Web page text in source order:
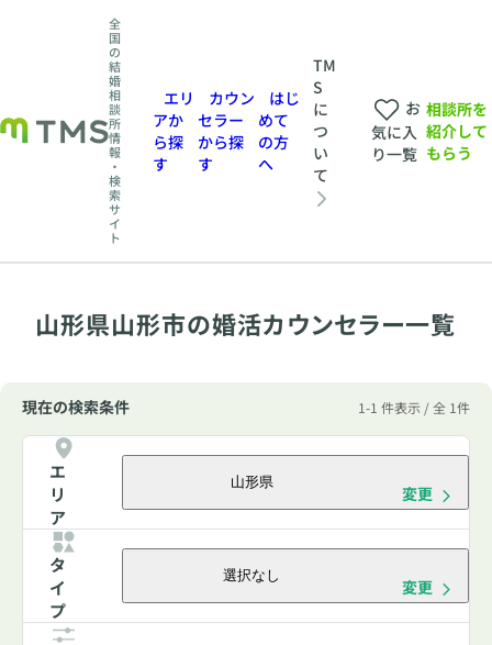
全
国
の
結
婚
相
談
所
情
報
・
検
索
サ
イ
ト
エリ
アか
ら探
す
カウン
セラー
から探
す
はじ
めて
の方
へ
TM
S
に
つ
い
て
お
気に入
り一覧
相談所を
紹介して
もらう
山形県山形市の婚活カウンセラー一覧
現在の検索条件 1-1 件表示 / 全 1件
エ
リ
ア
山形県
変更
タ
イ
プ
選択なし
変更